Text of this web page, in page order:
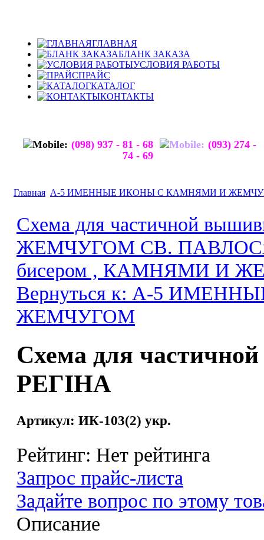
ГЛАВНАЯ
БЛАНК ЗАКАЗА
УСЛОВИЯ РАБОТЫ
ПРАЙС
КАТАЛОГ
КОНТАКТЫ
(098) 937 - 81 - 68
(093) 274 -
74 - 69
Главная А-5 ИМЕННЫЕ ИКОНЫ С КАМНЯМИ И
Схема для частичной
ЖЕМЧУГОМ СВ. ПАВЛО
бисером , КАМНЯМИ И
Вернуться к: А-5
ЖЕМЧУГОМ
Схема для
РЕГІНА
Артикул: ИК-103(2) укр.
Рейтинг: Нет рейтинга
Запрос прайс-листа
Задайте вопрос по этому
Описание